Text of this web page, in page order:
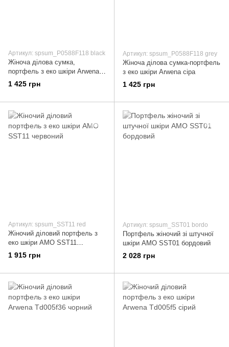
Артикул: spsum_P0588F118 black
Жіноча ділова сумка,
портфель з еко шкіри Arwena
чорна
1 425 грн
Артикул: spsum_P0588F118 grey
Жіноча ділова сумка-портфель
з еко шкіри Arwena сіра
1 425 грн
Артикул: spsum_SST11 red
Жіночий діловий портфель з
еко шкіри AMO SST11
червоний
1 915 грн
Артикул: spsum_SST01 bordo
Портфель жіночий зі штучної
шкіри AMO SST01 бордовий
2 028 грн